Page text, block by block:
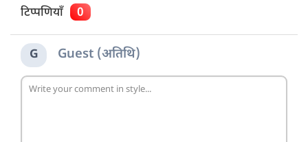
टिप्पणियाँ 0
G Guest (अतिथि)